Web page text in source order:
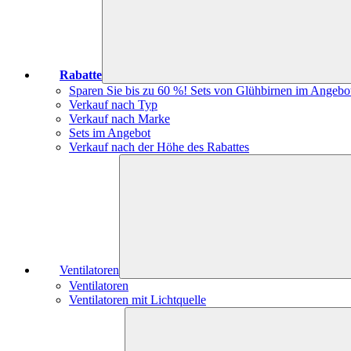
Rabatte
Sparen Sie bis zu 60 %! Sets von Glühbirnen im
Verkauf nach Typ
Verkauf nach Marke
Sets im Angebot
Verkauf nach der Höhe des Rabattes
Ventilatoren
Ventilatoren
Ventilatoren mit Lichtquelle